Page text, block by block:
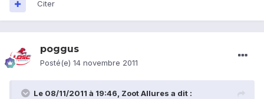
Citer
poggus
Posté(e) 14 novembre 2011
Le 08/11/2011 à 19:46, Zoot Allures a dit :